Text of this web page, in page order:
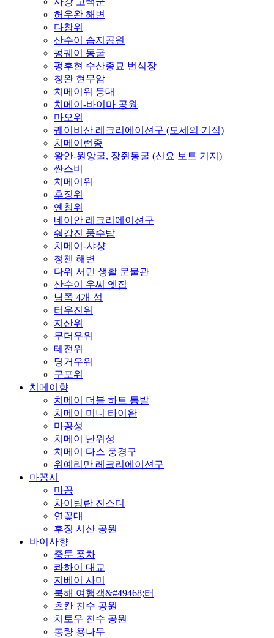
허우완 해변
다창위
산수이 습지공원
펑궤이 동굴
펑후현 수산종묘 번식장
칭완 현무암
치메이위 등대
치메이-바이마 공원
마오위
퀘이비산 레크리에이션구 (모세의 기적)
치메이런종
왕안-원앙굴, 장쥔동굴 (신요 보트 기지)
싼스비
치메이위
후징위
옌칭위
네이안 레크리에이션구
숴강진 풍수탑
치메이-샤샹
청첸 해변
다위 서민 생활 문물관
산수이 우씨 옛집
남쪽 4개 섬
터우진위
지산위
무더우위
테전위
딩거우위
구포위
치메이향
치메이 더블 하트 통발
치메이 미니 타이완
마꽁성
치메이 난위성
치메이 다스 풍경구
위예리만 레크리에이션구
마꽁시
마꽁
차이팅란 진스디
연꽃대
후징 시산 공원
바이사향
중툰 풍차
콰하이 대교
지베이 사미
북해 여행객&#49468;터
츠칸 친수 공원
치토우 친수 공원
통량 용나무